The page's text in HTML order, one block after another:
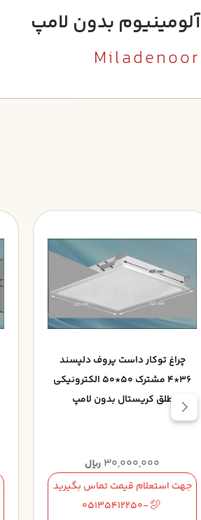
آلومينيوم بدون لامپ
Miladenoor
چراغ توکار داست پروف دلپسند
36*4 مشترک 50*50 الکترونيکي
طلق کريستال بدون لامپ
30,000,000 ریال
جهت استعلام قیمت تماس بگیرید
05135412250-